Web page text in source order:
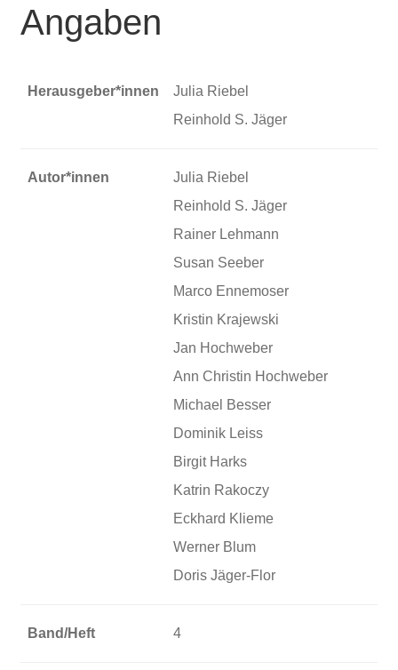
Angaben
Herausgeber*innen
Julia Riebel
Reinhold S. Jäger
Autor*innen
Julia Riebel
Reinhold S. Jäger
Rainer Lehmann
Susan Seeber
Marco Ennemoser
Kristin Krajewski
Jan Hochweber
Ann Christin Hochweber
Michael Besser
Dominik Leiss
Birgit Harks
Katrin Rakoczy
Eckhard Klieme
Werner Blum
Doris Jäger-Flor
Band/Heft 4